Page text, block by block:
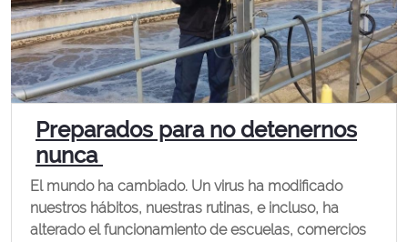
Preparados para no detenernos
nunca
El mundo ha cambiado. Un virus ha modificado
nuestros hábitos, nuestras rutinas, e incluso, ha
alterado el funcionamiento de escuelas, comercios